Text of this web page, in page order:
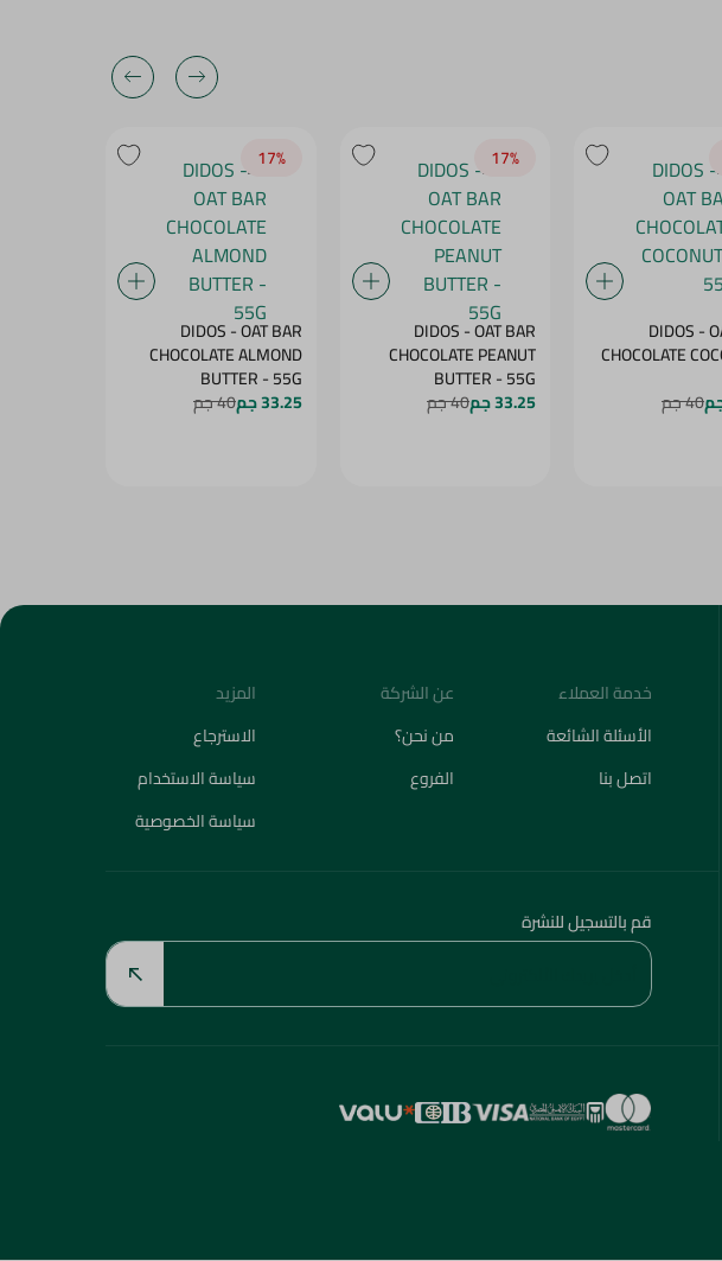
DIDOS -
CHOCOLATE
40 جم
17‎%‎
DIDOS - OAT BAR
CHOCOLATE PEANUT
BUTTER - 55G
33.25 جم 40 جم
17‎%‎
DIDOS - OAT BAR
CHOCOLATE ALMOND
BUTTER - 55G
33.25 جم 40 جم
خدمة العملاء
الأسئلة الشائعة
اتصل بنا
عن الشركة
من نحن؟
الفروع
المزيد
الاسترجاع
سياسة الاستخدام
سياسة الخصوصية
قم بالتسجيل للنشرة